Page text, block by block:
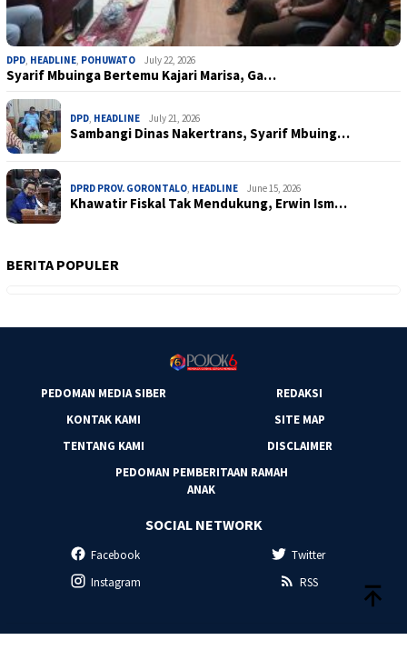
DPD, HEADLINE, POHUWATO July 22, 2026
Syarif Mbuinga Bertemu Kajari Marisa, Ga…
DPD, HEADLINE July 21, 2026
Sambangi Dinas Nakertrans, Syarif Mbuing…
DPRD PROV. GORONTALO, HEADLINE June 15, 2026
Khawatir Fiskal Tak Mendukung, Erwin Ism…
BERITA POPULER
PEDOMAN MEDIA SIBER
REDAKSI
KONTAK KAMI
SITE MAP
TENTANG KAMI
DISCLAIMER
PEDOMAN PEMBERITAAN RAMAH
ANAK
SOCIAL NETWORK
Facebook
Twitter
Instagram
RSS